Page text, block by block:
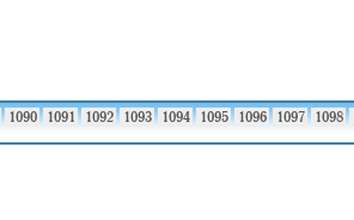
1090 1091 1092 1093 1094 1095 1096 1097 1098